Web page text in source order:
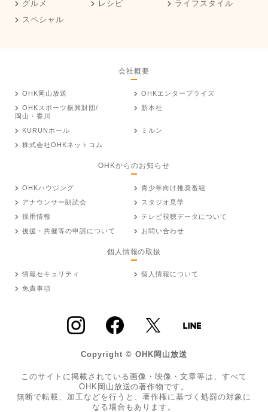
グルメ
レシピ
ライフスタイル
スペシャル
会社概要
OHK岡山放送
OHKエンタープライズ
OHKスポーツ振興財団/
岡山・香川
新本社
KURUNホール
ミルン
株式会社OHKネットコム
OHKからのお知らせ
OHKハウジング
青少年向け推奨番組
アナウンサー朗読会
スタジオ見学
採用情報
テレビ視聴データについて
後援・共催等の申請について
お問い合わせ
個人情報の取扱
情報セキュリティ
個人情報について
免責事項
Copyright © OHK岡山放送
このサイトに掲載されている画像・映像・文章等は、すべて
OHK岡山放送の著作物です。
無断で転載、加工などを行うと、著作権に基づく処罰の対象に
なる場合もあります。